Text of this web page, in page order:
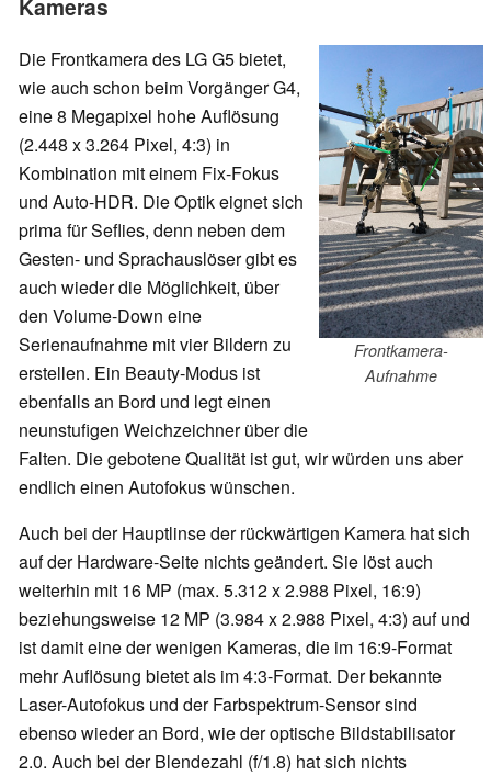
Kameras
Frontkamera-
Aufnahme
Die Frontkamera des LG G5 bietet,
wie auch schon beim Vorgänger G4,
eine 8 Megapixel hohe Auflösung
(2.448 x 3.264 Pixel, 4:3) in
Kombination mit einem Fix-Fokus
und Auto-HDR. Die Optik eignet sich
prima für Seflies, denn neben dem
Gesten- und Sprachauslöser gibt es
auch wieder die Möglichkeit, über
den Volume-Down eine
Serienaufnahme mit vier Bildern zu
erstellen. Ein Beauty-Modus ist
ebenfalls an Bord und legt einen
neunstufigen Weichzeichner über die
Falten. Die gebotene Qualität ist gut, wir würden uns aber
endlich einen Autofokus wünschen.
Auch bei der Hauptlinse der rückwärtigen Kamera hat sich
auf der Hardware-Seite nichts geändert. Sie löst auch
weiterhin mit 16 MP (max. 5.312 x 2.988 Pixel, 16:9)
beziehungsweise 12 MP (3.984 x 2.988 Pixel, 4:3) auf und
ist damit eine der wenigen Kameras, die im 16:9-Format
mehr Auflösung bietet als im 4:3-Format. Der bekannte
Laser-Autofokus und der Farbspektrum-Sensor sind
ebenso wieder an Bord, wie der optische Bildstabilisator
2.0. Auch bei der Blendezahl (f/1.8) hat sich nichts